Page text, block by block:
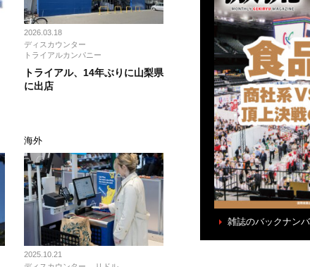
2026.03.18
ディスカウンター
トライアルカンパニー
トライアル、14年ぶりに山梨県
に出店
海外
2025.10.21
雑誌のバックナン